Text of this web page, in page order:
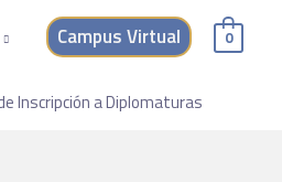
Campus Virtual 0
Inscripción a Diplomaturas